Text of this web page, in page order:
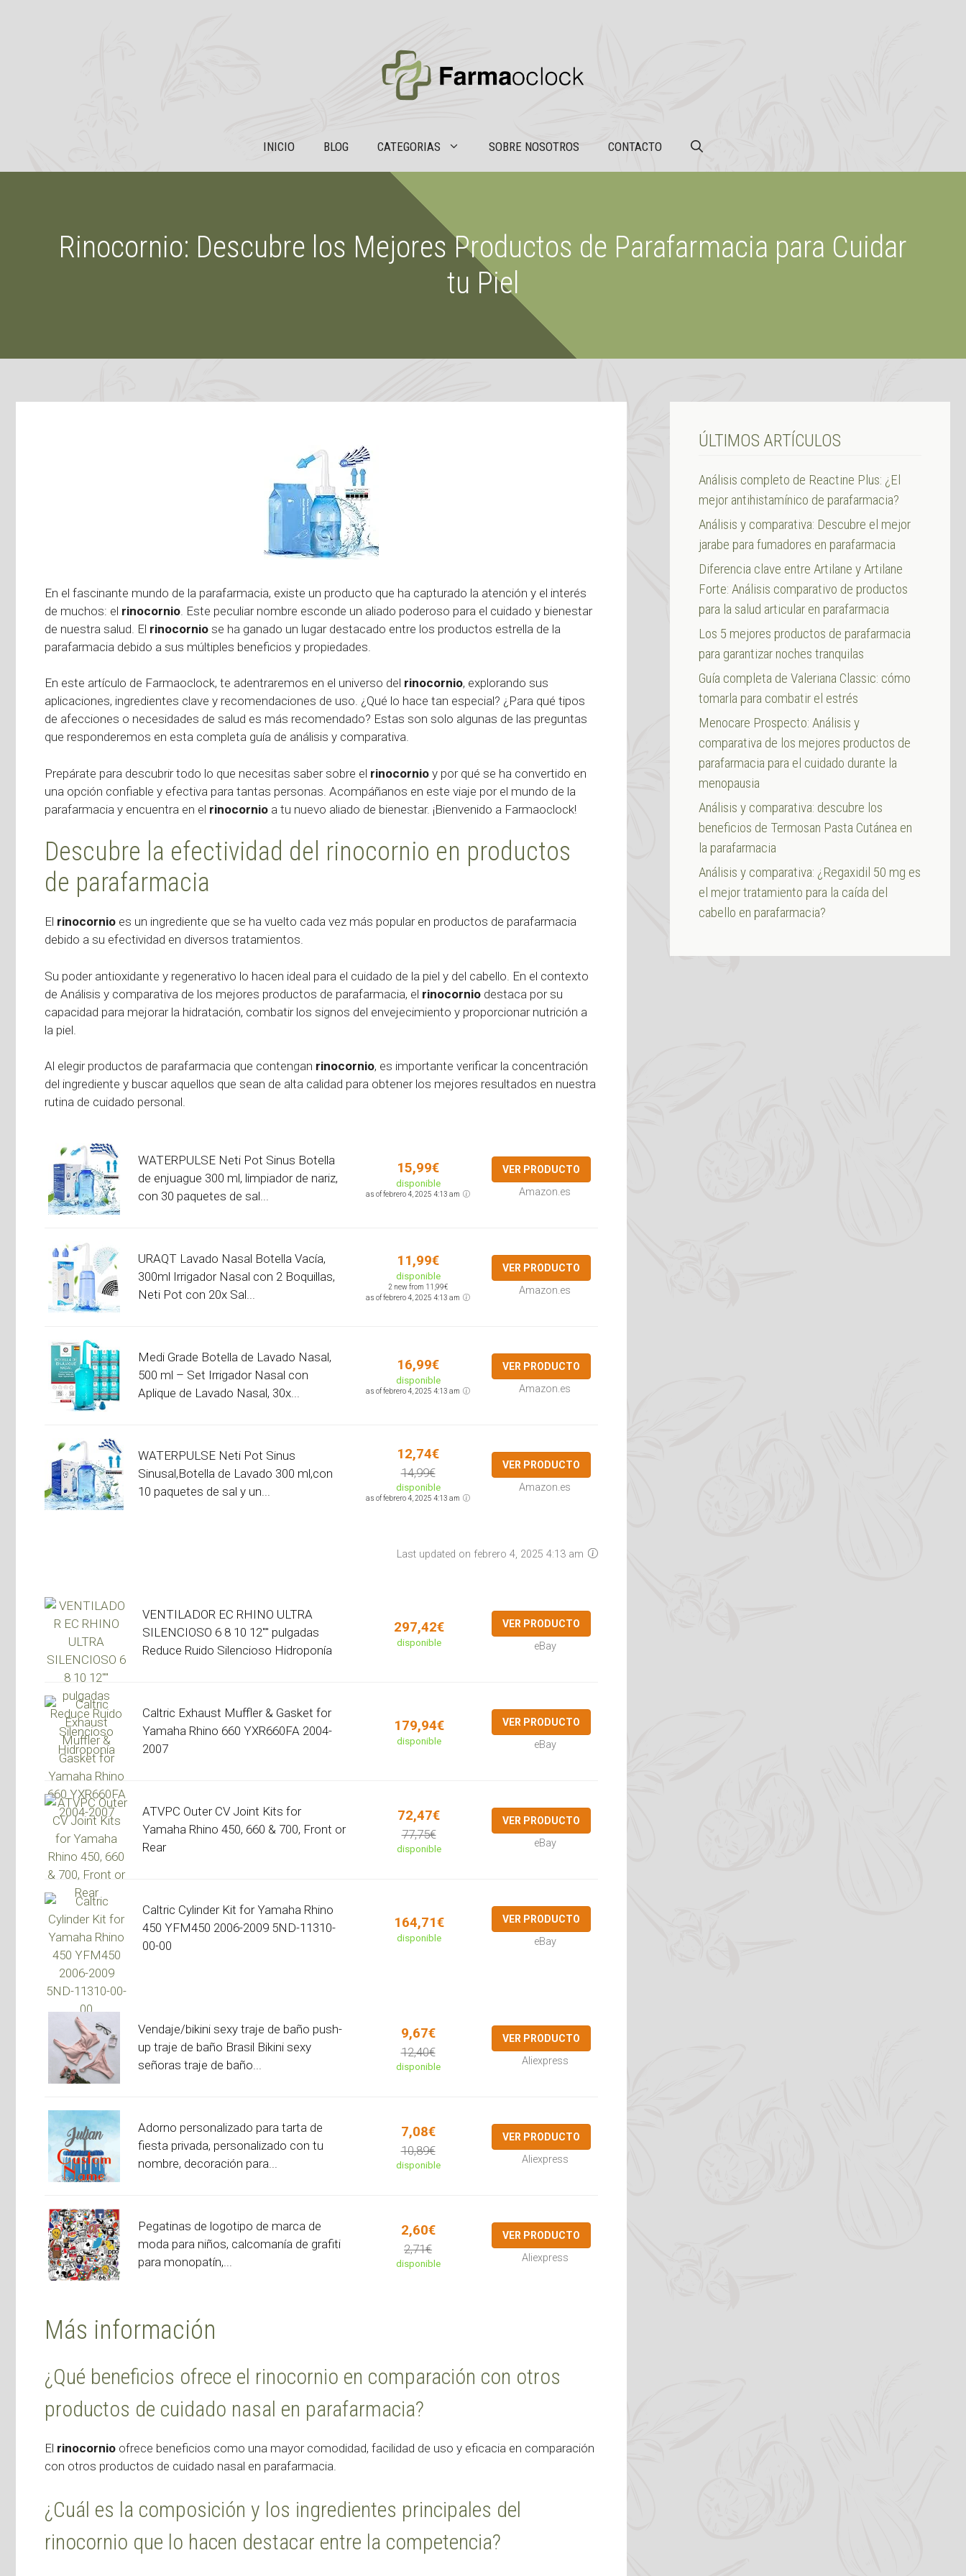
INICIO BLOG CATEGORIAS SOBRE NOSOTROS CONTACTO
Rinocornio: Descubre los Mejores Productos de Parafarmacia para Cuidar
tu Piel
En el fascinante mundo de la parafarmacia, existe un producto que ha capturado la atención y el interés
de muchos: el rinocornio . Este peculiar nombre esconde un aliado poderoso para el cuidado y bienestar
de nuestra salud. El rinocornio se ha ganado un lugar destacado entre los productos estrella de la
parafarmacia debido a sus múltiples beneficios y propiedades.
En este artículo de Farmaoclock, te adentraremos en el universo del rinocornio, explorando sus
aplicaciones, ingredientes clave y recomendaciones de uso. ¿Qué lo hace tan especial? ¿Para qué tipos
de afecciones o necesidades de salud es más recomendado? Estas son solo algunas de las preguntas
que responderemos en esta completa guía de análisis y comparativa.
Prepárate para descubrir todo lo que necesitas saber sobre el rinocornio y por qué se ha convertido en
una opción confiable y efectiva para tantas personas. Acompáñanos en este viaje por el mundo de la
parafarmacia y encuentra en el rinocornio a tu nuevo aliado de bienestar. ¡Bienvenido a Farmaoclock!
Descubre la efectividad del rinocornio en productos
de parafarmacia
El rinocornio es un ingrediente que se ha vuelto cada vez más popular en productos de parafarmacia
debido a su efectividad en diversos tratamientos.
Su poder antioxidante y regenerativo lo hacen ideal para el cuidado de la piel y del cabello. En el contexto
de Análisis y comparativa de los mejores productos de parafarmacia, el rinocornio destaca por su
capacidad para mejorar la hidratación, combatir los signos del envejecimiento y proporcionar nutrición a
la piel.
Al elegir productos de parafarmacia que contengan rinocornio, es importante verificar la concentración
del ingrediente y buscar aquellos que sean de alta calidad para obtener los mejores resultados en nuestra
rutina de cuidado personal.
WATERPULSE Neti Pot Sinus Botella
de enjuague 300 ml, limpiador de nariz,
con 30 paquetes de sal...
15,99€
disponible
as of febrero 4, 2025 4:13 am
VER PRODUCTO
Amazon.es
URAQT Lavado Nasal Botella Vacía,
300ml Irrigador Nasal con 2 Boquillas,
Neti Pot con 20x Sal...
11,99€
disponible
2 new from 11,99€
as of febrero 4, 2025 4:13 am
VER PRODUCTO
Amazon.es
Medi Grade Botella de Lavado Nasal,
500 ml – Set Irrigador Nasal con
Aplique de Lavado Nasal, 30x...
16,99€
disponible
as of febrero 4, 2025 4:13 am
VER PRODUCTO
Amazon.es
WATERPULSE Neti Pot Sinus
Sinusal,Botella de Lavado 300 ml,con
10 paquetes de sal y un...
12,74€
14,99€
disponible
as of febrero 4, 2025 4:13 am
VER PRODUCTO
Amazon.es
Last updated on febrero 4, 2025 4:13 am
VENTILADOR EC RHINO ULTRA
SILENCIOSO 6 8 10 12"" pulgadas
Reduce Ruido Silencioso Hidroponía
297,42€
disponible
VER PRODUCTO
eBay
Caltric Exhaust Muffler & Gasket for
Yamaha Rhino 660 YXR660FA 2004-
2007
179,94€
disponible
VER PRODUCTO
eBay
ATVPC Outer CV Joint Kits for
Yamaha Rhino 450, 660 & 700, Front or
Rear
72,47€
77,75€
disponible
VER PRODUCTO
eBay
Caltric Cylinder Kit for Yamaha Rhino
450 YFM450 2006-2009 5ND-11310-
00-00
164,71€
disponible
VER PRODUCTO
eBay
Vendaje/bikini sexy traje de baño push-
up traje de baño Brasil Bikini sexy
señoras traje de baño...
9,67€
12,40€
disponible
VER PRODUCTO
Aliexpress
Adorno personalizado para tarta de
fiesta privada, personalizado con tu
nombre, decoración para...
7,08€
10,89€
disponible
VER PRODUCTO
Aliexpress
Pegatinas de logotipo de marca de
moda para niños, calcomanía de grafiti
para monopatín,...
2,60€
2,71€
disponible
VER PRODUCTO
Aliexpress
Más información
¿Qué beneficios ofrece el rinocornio en comparación con otros
productos de cuidado nasal en parafarmacia?
El rinocornio ofrece beneficios como una mayor comodidad, facilidad de uso y eficacia en comparación
con otros productos de cuidado nasal en parafarmacia.
¿Cuál es la composición y los ingredientes principales del
rinocornio que lo hacen destacar entre la competencia?
ÚLTIMOS ARTÍCULOS
Análisis completo de Reactine Plus: ¿El
mejor antihistamínico de parafarmacia?
Análisis y comparativa: Descubre el mejor
jarabe para fumadores en parafarmacia
Diferencia clave entre Artilane y Artilane
Forte: Análisis comparativo de productos
para la salud articular en parafarmacia
Los 5 mejores productos de parafarmacia
para garantizar noches tranquilas
Guía completa de Valeriana Classic: cómo
tomarla para combatir el estrés
Menocare Prospecto: Análisis y
comparativa de los mejores productos de
parafarmacia para el cuidado durante la
menopausia
Análisis y comparativa: descubre los
beneficios de Termosan Pasta Cutánea en
la parafarmacia
Análisis y comparativa: ¿Regaxidil 50 mg es
el mejor tratamiento para la caída del
cabello en parafarmacia?